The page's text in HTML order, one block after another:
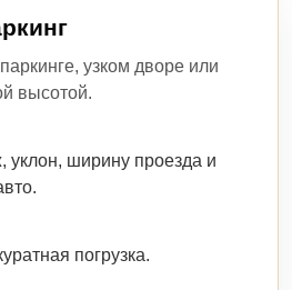
узком дворе или
высотой.
уклон, ширину проезда и
погрузка.